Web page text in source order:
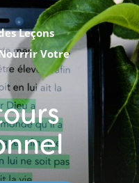
Leçons
Votre